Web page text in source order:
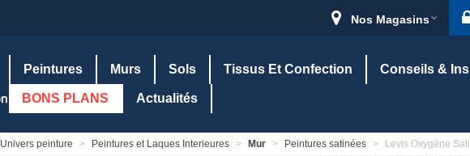
Nos Magasins
Peintures Murs Sols Tissus Et Confection Conseils &
BONS PLANS Actualités
Univers peinture > Peintures et Laques Interieures > Mur > Peintures satinées > Levis Oxygène